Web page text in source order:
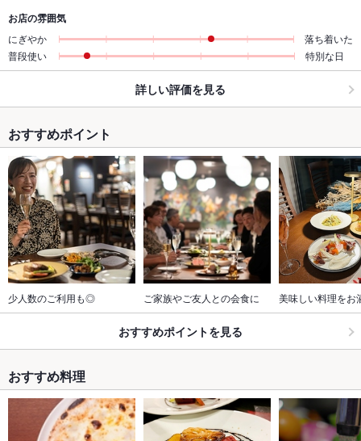
お店の雰囲気
にぎやか
落ち着いた
普段使い
特別な日
詳しい評価を見る
おすすめポイント
少人数のご利用も◎ ご家族やご友人との会食に 美味しい料理をお
おすすめポイントを見る
おすすめ料理